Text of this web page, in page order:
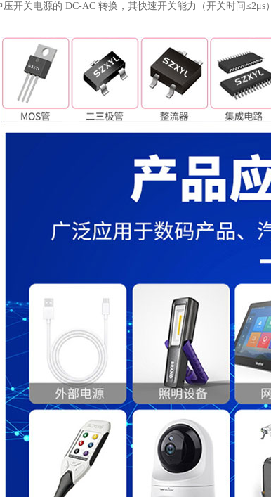
压开关电源的 DC-AC 转换，其快速开关能力（开关时间≤2μs